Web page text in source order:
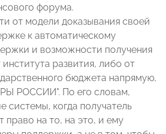
форума.
от модели доказывания своей
к автоматическому
и возможности получения
развития, либо от
бюджета напрямую,
РОССИИ". По его словам,
системы, когда получатель
право на то, на это, и ему